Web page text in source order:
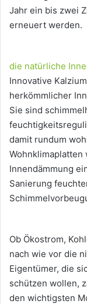
Jahr ein bis zwei
erneuert werden.
die natürliche
Innovative
herkömmlicher
Sie sind
damit rundum
Innendämmung
Sanierung
Ob Ökostrom,
nach wie vor die
Eigentümer, die
schützen wollen,
den wichtigsten